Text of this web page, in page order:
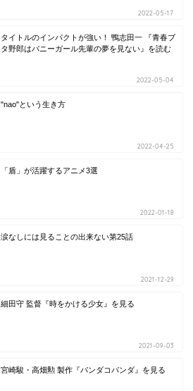
2022-05-17
タイトルのインパクトが強い！ 鴨志田一 『青春ブ
タ野郎はバニーガール先輩の夢を見ない』を読む
2022-05-04
"nao"という生き方
2022-04-25
「盾」が活躍するアニメ3選
2022-01-18
涙なしには見ることの出来ない第25話
2021-12-29
細田守 監督『時をかける少女』を見る
2021-09-03
宮崎駿・高畑勲 製作『パンダコパンダ』を見る